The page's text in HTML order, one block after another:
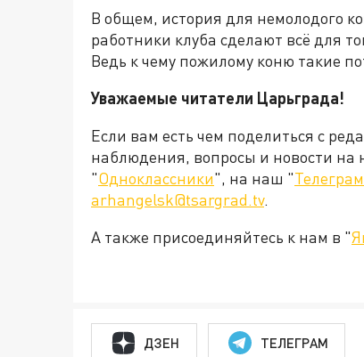
В общем, история для немолодого
работники клуба сделают всё для
Ведь к чему пожилому коню такие
Уважаемые читатели Царьграда!
Если вам есть чем поделиться с
наблюдения, вопросы и новости на
"Одноклассники", на наш "
arhangelsk@tsargrad.tv.
А также присоединяйтесь к нам в "
ДЗЕН ТЕЛЕГРАМ